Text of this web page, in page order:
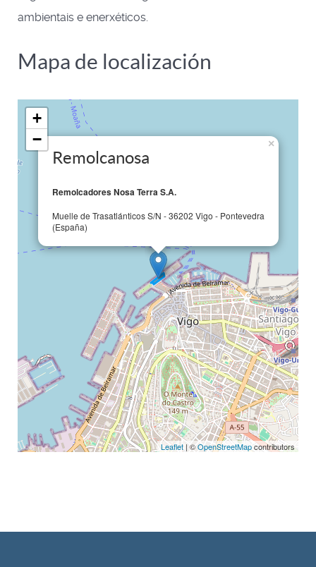
ambientais e enerxéticos.
Mapa de localización
Remolcanosa
Remolcadores Nosa Terra S.A.
Muelle de Trasatlánticos S/N - 36202 Vigo - Pontevedra
(España)
×
+
−
Leaflet | ©OpenStreetMapcontributors